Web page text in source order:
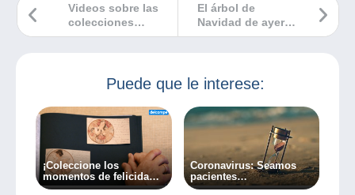
El árbol de
Navidad de ayer…
Videos sobre las
colecciones
subtitulados en su
Puede que le interese:
¡Coleccione los
momentos de felicidad
con Delcampe!
Coronavirus: Seamos
pacientes…